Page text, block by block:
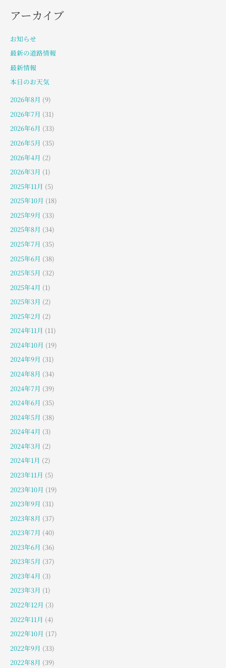
アーカイブ
お知らせ
最新の道路情報
最新情報
本日のお天気
2026年8月 (9)
2026年7月 (31)
2026年6月 (33)
2026年5月 (35)
2026年4月 (2)
2026年3月 (1)
2025年11月 (5)
2025年10月 (18)
2025年9月 (33)
2025年8月 (34)
2025年7月 (35)
2025年6月 (38)
2025年5月 (32)
2025年4月 (1)
2025年3月 (2)
2025年2月 (2)
2024年11月 (11)
2024年10月 (19)
2024年9月 (31)
2024年8月 (34)
2024年7月 (39)
2024年6月 (35)
2024年5月 (38)
2024年4月 (3)
2024年3月 (2)
2024年1月 (2)
2023年11月 (5)
2023年10月 (19)
2023年9月 (31)
2023年8月 (37)
2023年7月 (40)
2023年6月 (36)
2023年5月 (37)
2023年4月 (3)
2023年3月 (1)
2022年12月 (3)
2022年11月 (4)
2022年10月 (17)
2022年9月 (33)
2022年8月 (39)